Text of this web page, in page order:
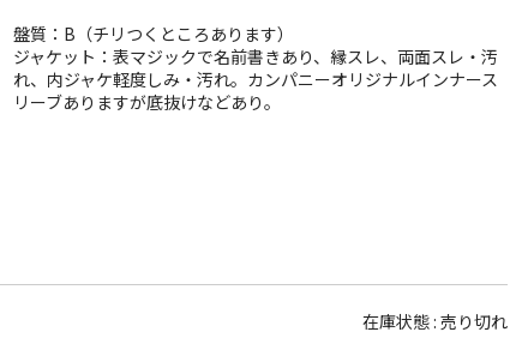
盤質：B（チリつくところあります）
ジャケット：表マジックで名前書きあり、縁スレ、両面スレ・汚
れ、内ジャケ軽度しみ・汚れ。カンパニーオリジナルインナース
リーブありますが底抜けなどあり。
在庫状態 : 売り切れ